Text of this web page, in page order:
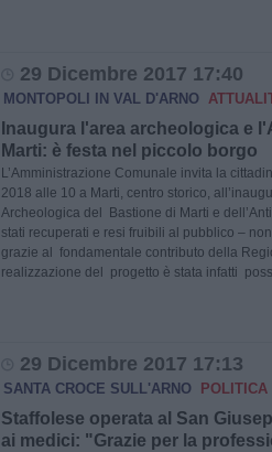
29 Dicembre 2017 17:40
MONTOPOLI IN VAL D'ARNO
Inaugura l'area archeologica e
Marti: è festa nel piccolo borgo
L’Amministrazione Comunale invita la
2018 alle 10 a Marti, centro storico,
Archeologica del Bastione di Marti e
stati recuperati e resi fruibili al pubblico –
grazie al fondamentale contributo della
realizzazione del progetto è stata infatti
29 Dicembre 2017 17:13
SANTA CROCE SULL'ARNO
Staffolese operata al San
ai medici: "Grazie per la